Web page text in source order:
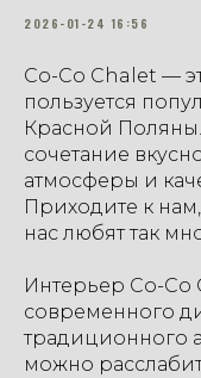
2026-01-24 16:56
Co-Co Chalet —
пользуется
Красной
сочетание
атмосферы и
Приходите к
нас любят так
Интерьер Co-
современного
традиционного
можно